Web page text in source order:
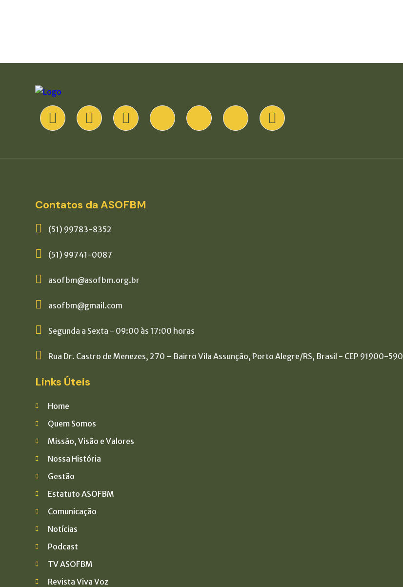
Contatos da ASOFBM
(51) 99783-8352
(51) 99741-0087
asofbm@asofbm.org.br
asofbm@gmail.com
Segunda a Sexta - 09:00 às 17:00 horas
Rua Dr. Castro de Menezes, 270 – Bairro Vila Assunção, Porto Alegre/RS, Brasil - CEP 91900-590
Links Úteis
Home
Quem Somos
Missão, Visão e Valores
Nossa História
Gestão
Estatuto ASOFBM
Comunicação
Notícias
Podcast
TV ASOFBM
Revista Viva Voz